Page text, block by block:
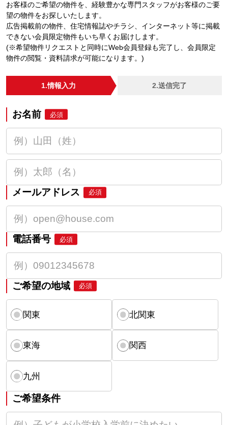
お客様のご希望の物件を、経験豊かな専門スタッフがお客様のご要
望の物件をお探しいたします。
広告掲載前の物件、住宅情報誌やチラシ、インターネット等に掲載
できない会員限定物件もいち早くお届けします。
(※希望物件リクエストと同時にWeb会員登録も完了し、会員限定
物件の閲覧・資料請求が可能になります。)
1.情報入力 2.送信完了
お名前 必須
メールアドレス 必須
電話番号 必須
ご希望の地域 必須
関東 北関東
東海 関西
九州
ご希望条件